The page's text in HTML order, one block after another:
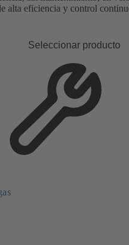
alta eficiencia y control
Seleccionar producto